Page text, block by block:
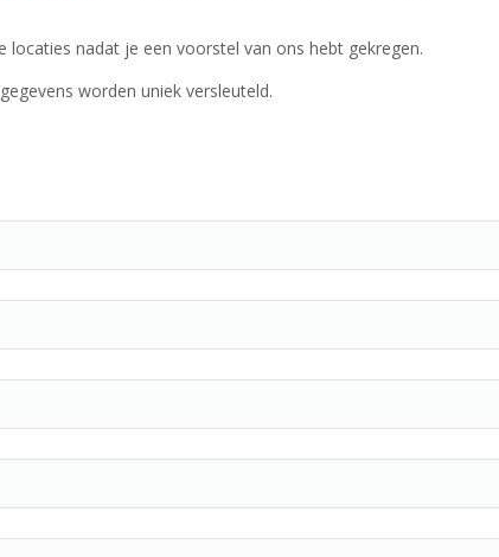
nadat je een voorstel van ons hebt gekregen.
worden uniek versleuteld.